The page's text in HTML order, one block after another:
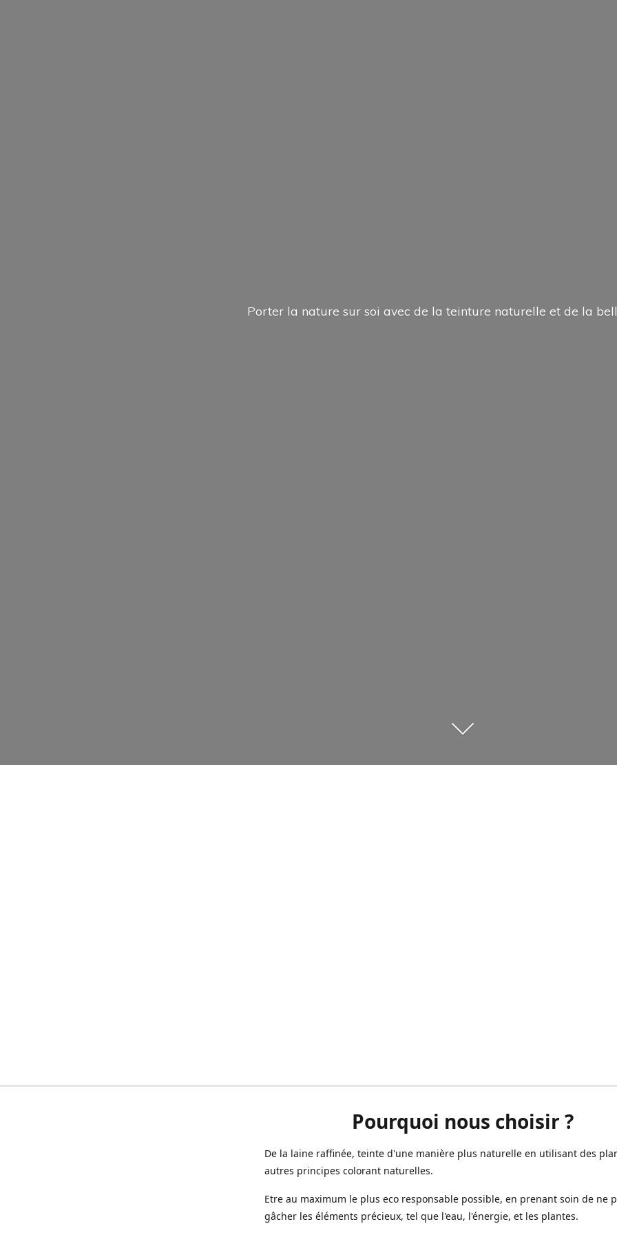
Porter la nature sur soi avec de la teinture naturelle et de la
Pourquoi nous choisir ?
De la laine raffinée, teinte d'une manière plus naturelle en utilisant des
autres principes colorant naturelles.
Etre au maximum le plus eco responsable possible, en prenant soin de ne
gâcher les éléments précieux, tel que l'eau, l'énergie, et les plantes.